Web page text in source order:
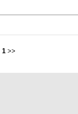
1 >>